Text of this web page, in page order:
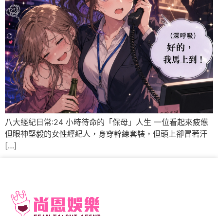
八大經紀日常:24 小時待命的「保母」人生 一位看起來疲憊
但眼神堅毅的女性經紀人，身穿幹練套裝，但頭上卻冒著汗
[…]